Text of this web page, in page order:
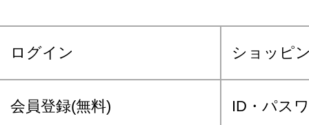
ログイン ショッピ
会員登録(無料) ID・パス